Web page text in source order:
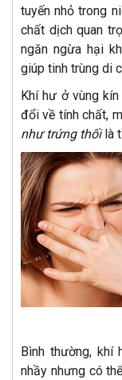
tuyến nhỏ trong
chất dịch quan
ngăn ngừa hại
giúp tinh trùng di
Khí hư ở vùng
đổi về tính chất,
như trứng thốilà
Bình thường, khí
nhầy nhưng có